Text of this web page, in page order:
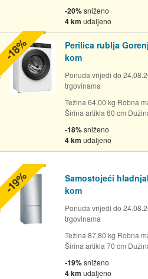
-20%sniženo
4 km udaljeno
Perilica rublja
kom
Ponuda vrijedi do
trgovinama
Težina 64,00 kg Robna
Širina artikla 60 cm
-18%sniženo
4 km udaljeno
-18%
Samostojeći
kom
Ponuda vrijedi do
trgovinama
Težina 87,80 kg Robna
Širina artikla 70 cm
-19%sniženo
4 km udaljeno
-19%